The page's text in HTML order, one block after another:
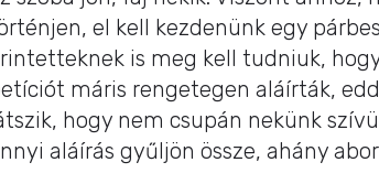
el kell kezdenünk egy
is meg kell tudniuk,
máris rengetegen aláírták,
hogy nem csupán nekünk
aláírás gyűljön össze, ahány